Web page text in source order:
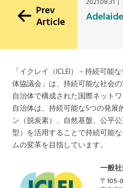
Prev
Article
「イクレイ（ICLEI）－持続可能
体協議会」は、持続可能な社会
自治体で構成された国際ネット
自治体は、持続可能な5つの発展
ン（脱炭素）、自然基盤、公平
型）を活用することで持続可能
ムの変革を目指しています。
一般
〒105-